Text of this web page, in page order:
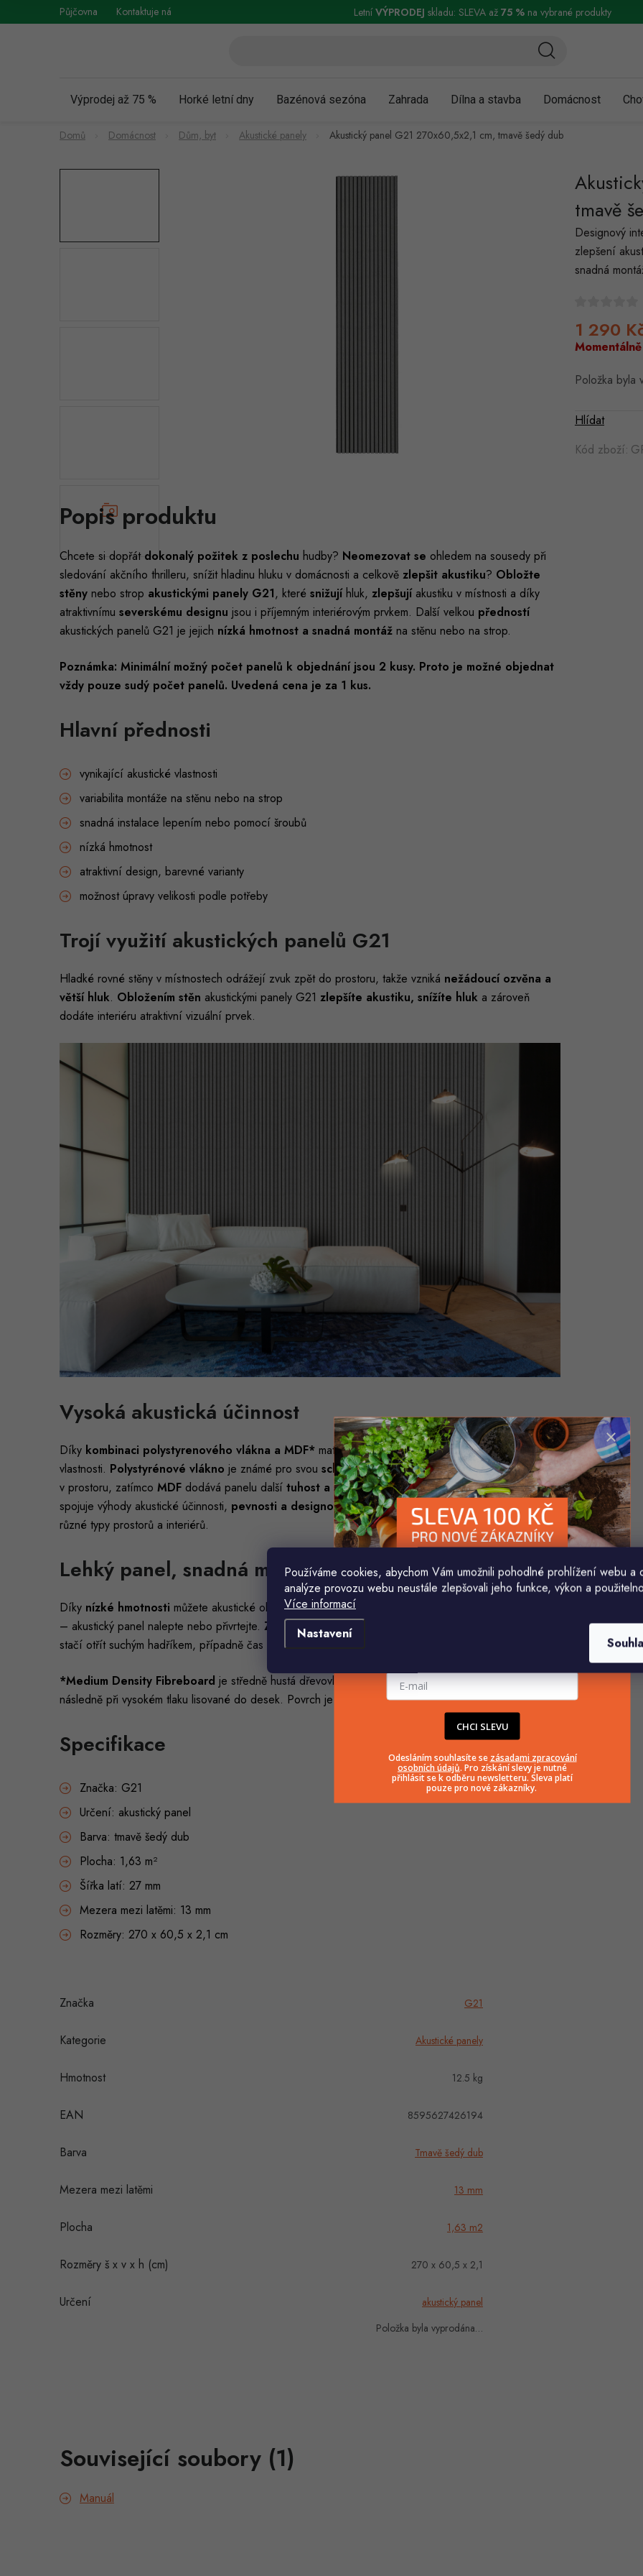
Používáme cookies, abychom Vám umožnili pohodlné prohlížení webu a
analýze provozu webu neustále zlepšovali jeho funkce, výkon a
Více informací
Nastavení
na
Půjčovna Kontaktuje nás Vrácení a reklamace Podmínky ochrany osobních údajů Obchodní
LetníVÝPRODEJ skladu: SLEVA až 75 %na vybrané produkty
Výprodej až 75 % Horké letní dny Bazénová sezóna Zahrada Dílna a stavba Domácnost
Domů Domácnost Dům, byt Akustické panely Akustický panel G21 270x60,5x2,1 cm, tmavě šedý dub
tmavě
Designový
zlepšení
snadná
1 290
Položka
Kód zboží:
Hlídat
Popis produktu
Chcete si dopřát dokonalý požitek z poslechu hudby? Neomezovat se ohledem na sousedy při
sledování akčního thrilleru, snížit hladinu hluku v domácnosti a celkově zlepšit akustiku? Obložte
stěny nebo strop akustickými panely G21, které snižujíhluk, zlepšujíakustiku v místnosti a díky
atraktivnímu severskému designu jsou i příjemným interiérovým prvkem. Další velkou předností
akustických panelů G21 je jejich nízká hmotnost a snadná montáž na stěnu nebo na strop.
Poznámka: Minimální možný počet panelů k objednání jsou 2 kusy. Proto je možné objednat
vždy pouze sudý počet panelů. Uvedená cena je za 1 kus.
Hlavní přednosti
vynikající akustické vlastnosti
variabilita montáže na stěnu nebo na strop
snadná instalace lepením nebo pomocí šroubů
nízká hmotnost
atraktivní design, barevné varianty
možnost úpravy velikosti podle potřeby
Trojí využití akustických panelů G21
Hladké rovné stěny v místnostech odrážejí zvuk zpět do prostoru, takže vzniká nežádoucí ozvěna a
větší hluk. Obložením stěn akustickými panely G21 zlepšíte akustiku, snížíte hluk a zároveň
dodáte interiéru atraktivní vizuální prvek.
Vysoká akustická účinnost
Díky kombinaci polystyrenového vlákna a MDF* materiálu má obklad G21 vynikající akustické
vlastnosti. Polystyrénové vlákno je známé pro svou schopnost absorbovat zvuka snižovat ozvěny
v prostoru, zatímco MDF dodává panelu další tuhost a strukturální stabilitu. Akustický obklad G21
spojuje výhody akustické účinnosti, pevnosti a designové variability
, což jej činí skvělou volbou pro
různé typy prostorů a interiérů.
Lehký panel, snadná montáž
Díky nízké hmotnosti můžete akustické obklady nainstalovat na stěnu i na strop.
– akustický panel nalepte nebo přivrtejte. Zátěž je minimální, nároky na údržbu rovněž
stačí otřít suchým hadříkem, případně čas od času vysát prach z měkké podložky.
*Medium Density Fibreboard je středně hustá dřevovláknitá deska, kdy je dřevo rozemleté na kaši a
následně při vysokém tlaku lisované do desek. Povrch je pokrytý
PVC fólií.
Specifikace
Značka: G21
Určení: akustický panel
Barva: tmavě šedý dub
Plocha: 1,63 m²
Šířka latí: 27 mm
Mezera mezi latěmi: 13 mm
Rozměry: 270 x 60,5 x 2,1 cm
Značka G21
Kategorie Akustické panely
Hmotnost 12.5 kg
EAN 8595627426194
Barva Tmavě šedý dub
Mezera mezi latěmi 13 mm
Plocha 1,63 m2
Rozměry š x v x h (cm) 270 x 60,5 x 2,1
Určení
akustický panel
Položka byla vyprodána…
Související soubory (1)
Manuál
CHCI SLEVU
Odesláním souhlasíte se zásadami zpracování
osobních údajů. Pro získání slevy je nutné
přihlásit se k odběru newsletteru. Sleva platí
pouze pro nové zákazníky.